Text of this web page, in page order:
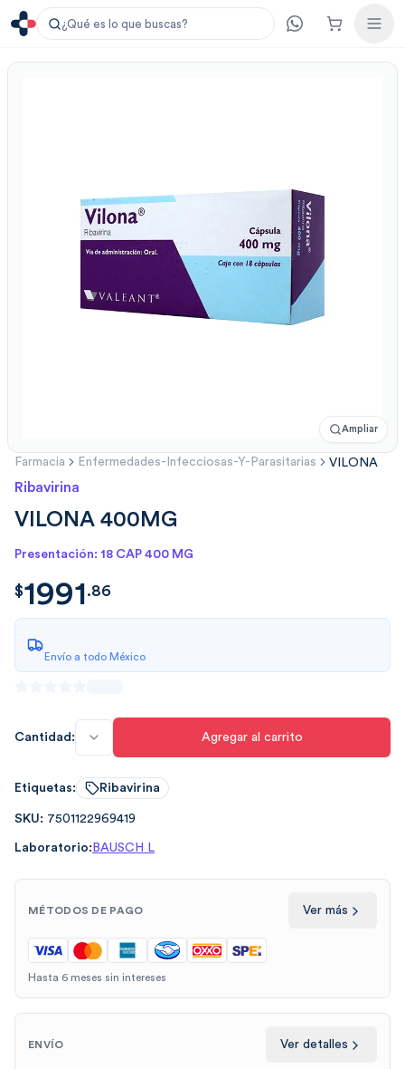
¿Qué es lo que buscas?
Ampliar
Farmacia Enfermedades-Infecciosas-Y-Parasitarias VILONA
Ribavirina
VILONA 400MG
Presentación: 18 CAP 400 MG
$1991.8612
$1991.86
Envío a todo México
Cantidad: Agregar al carrito
Etiquetas: Ribavirina
SKU: 7501122969419
Laboratorio: BAUSCH L
MÉTODOS DE PAGO Ver más
Hasta 6 meses sin intereses
ENVÍO Ver detalles